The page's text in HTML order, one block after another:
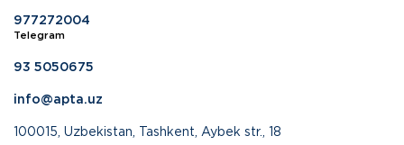
977272004
Telegram
93 5050675
info@apta.uz
100015, Uzbekistan, Tashkent, Aybek str., 18